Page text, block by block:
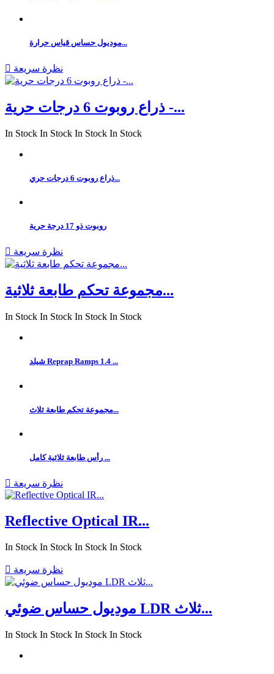
موديول حساس قياس حرارة...
 نظرة سريعة
ذراع روبوت 6 درجات حرية -...
In Stock In Stock In Stock In Stock
ذراع روبوت 6 درجات حري...
روبوت ذو 17 درجة حرية
 نظرة سريعة
مجموعة تحكم طابعة ثلاثية...
In Stock In Stock In Stock In Stock
شيلد Reprap Ramps 1.4 ...
مجموعة تحكم طابعة ثلاث...
رأس طابعة ثلاثية كامل ...
 نظرة سريعة
Reflective Optical IR...
In Stock In Stock In Stock In Stock
 نظرة سريعة
موديول حساس ضوئي LDR ثلاث...
In Stock In Stock In Stock In Stock